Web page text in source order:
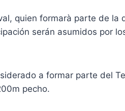
quien formarà parte de
serán asumidos por
a formar parte del
pecho.